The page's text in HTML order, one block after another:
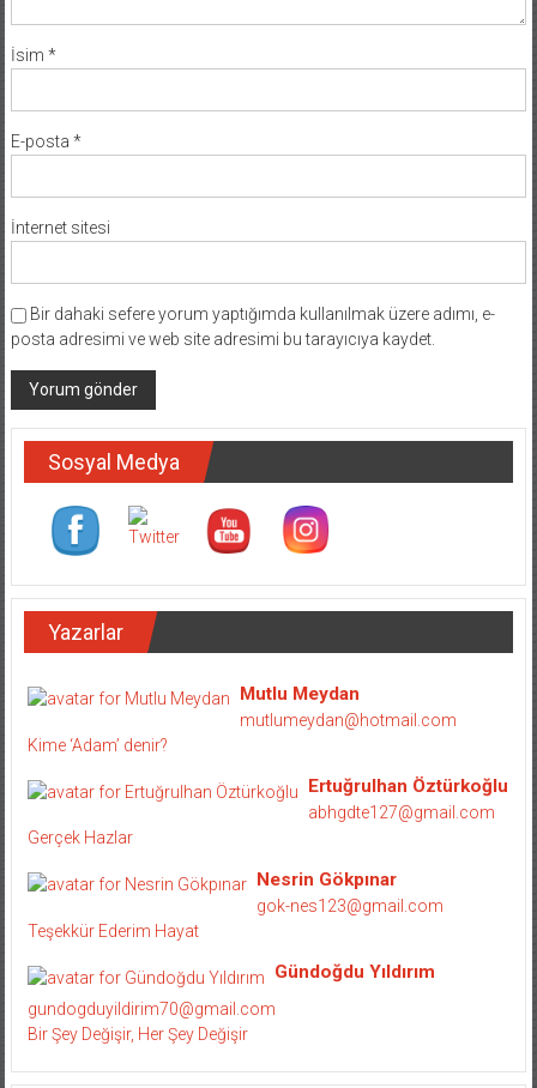
İsim *
E-posta *
İnternet sitesi
Bir dahaki sefere yorum yaptığımda kullanılmak üzere adımı, e-
posta adresimi ve web site adresimi bu tarayıcıya kaydet.
Sosyal Medya
Yazarlar
Mutlu Meydan
mutlumeydan@hotmail.com
Kime ‘Adam’ denir?
Ertuğrulhan Öztürkoğlu
abhgdte127@gmail.com
Gerçek Hazlar
Nesrin Gökpınar
gok-nes123@gmail.com
Teşekkür Ederim Hayat
Gündoğdu Yıldırım
gundogduyildirim70@gmail.com
Bir Şey Değişir, Her Şey Değişir